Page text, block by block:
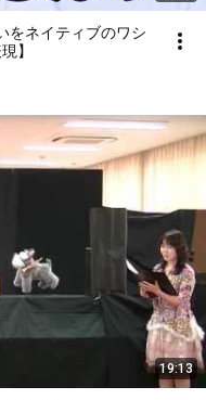
をネイティブのワシ
】
19:13